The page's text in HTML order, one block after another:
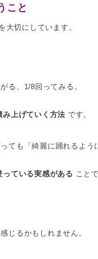
こと
を大切にしています。
る、1/8回ってみる。
み上げていく方法 です。
ても「綺麗に踊れるよう
ている実感がある こと
じるかもしれません。